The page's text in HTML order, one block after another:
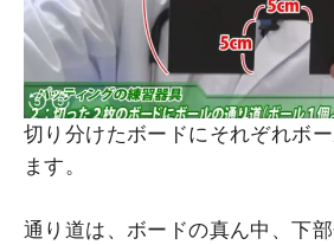
切り分けたボードにそれぞれボ
ます。
通り道は、ボードの真ん中、下